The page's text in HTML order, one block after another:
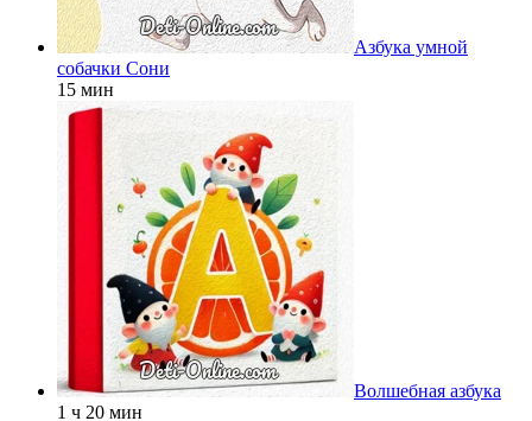
Азбука умной
собачки Сони
15 мин
Волшебная азбука
1 ч 20 мин